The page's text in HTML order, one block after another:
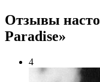
Отзывы
Paradise»
4